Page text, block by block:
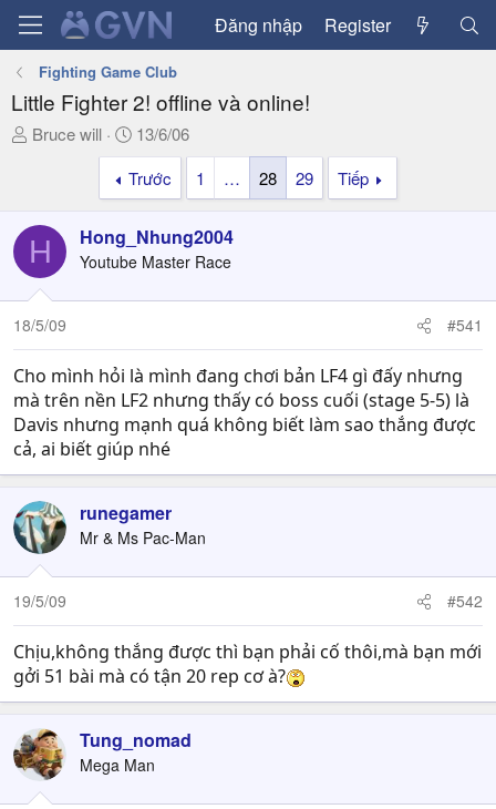
Đăng nhập Register
Fighting Game Club
Little Fighter 2! offline và online!
T
a
d
s
t
a
e
r
Bruce will
N
g
à
y
g
ử
i
13/6/06
Trước
1 … 28 29 Tiếp
H Hong_Nhung2004
Youtube Master Race
18/5/09 #541
Cho mình hỏi là mình đang chơi bản LF4 gì đấy nhưng
mà trên nền LF2 nhưng thấy có boss cuối (stage 5-5) là
Davis nhưng mạnh quá không biết làm sao thắng được
cả, ai biết giúp nhé
runegamer
Mr & Ms Pac-Man
19/5/09 #542
Chịu,không thắng được thì bạn phải cố thôi,mà bạn mới
gởi 51 bài mà có tận 20 rep cơ à?
Tung_nomad
Mega Man